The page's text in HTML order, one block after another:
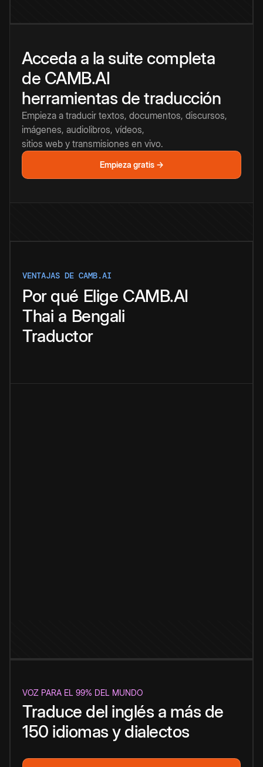
Acceda a la suite completa
de CAMB.AI
herramientas de traducción
Empieza a traducir textos, documentos, discursos,
imágenes, audiolibros, vídeos,
sitios web y transmisiones en vivo.
Empieza gratis →
VENTAJAS DE CAMB.AI
Por qué Elige CAMB.AI
Thai a Bengali
Traductor
VOZ PARA EL 99% DEL MUNDO
Traduce del inglés a más de
150 idiomas y dialectos